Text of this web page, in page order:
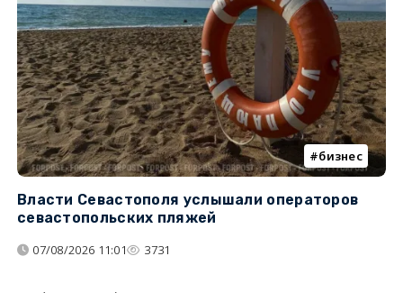
бизнес
Власти Севастополя услышали операторов
севастопольских пляжей
07/08/2026 11:01 3731